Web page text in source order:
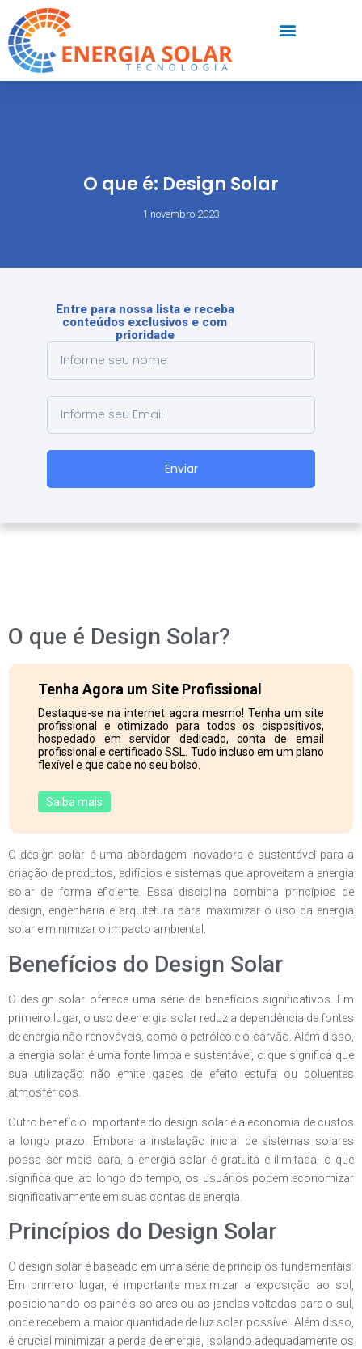
O que é: Design Solar
1 novembro 2023
Enviar
Entre para nossa lista e receba
conteúdos exclusivos e com
prioridade
O que é Design Solar?
Tenha Agora um Site Profissional
Destaque-se na internet agora mesmo! Tenha um site
profissional e otimizado para todos os dispositivos,
hospedado em servidor dedicado, conta de email
profissional e certificado SSL. Tudo incluso em um plano
flexível e que cabe no seu bolso.
Saiba mais
O design solar é uma abordagem inovadora e sustentável para a
criação de produtos, edifícios e sistemas que aproveitam a energia
solar de forma eficiente. Essa disciplina combina princípios de
design, engenharia e arquitetura para maximizar o uso da energia
solar e minimizar o impacto ambiental.
Benefícios do Design Solar
O design solar oferece uma série de benefícios significativos. Em
primeiro lugar, o uso de energia solar reduz a dependência de fontes
de energia não renováveis, como o petróleo e o carvão. Além disso,
a energia solar é uma fonte limpa e sustentável, o que significa que
sua utilização não emite gases de efeito estufa ou poluentes
atmosféricos.
Outro benefício importante do design solar é a economia de custos
a longo prazo. Embora a instalação inicial de sistemas solares
possa ser mais cara, a energia solar é gratuita e ilimitada, o que
significa que, ao longo do tempo, os usuários podem economizar
significativamente em suas contas de energia.
Princípios do Design Solar
O design solar é baseado em uma série de princípios fundamentais.
Em primeiro lugar, é importante maximizar a exposição ao sol,
posicionando os painéis solares ou as janelas voltadas para o sul,
onde recebem a maior quantidade de luz solar possível. Além disso,
é crucial minimizar a perda de energia, isolando adequadamente os